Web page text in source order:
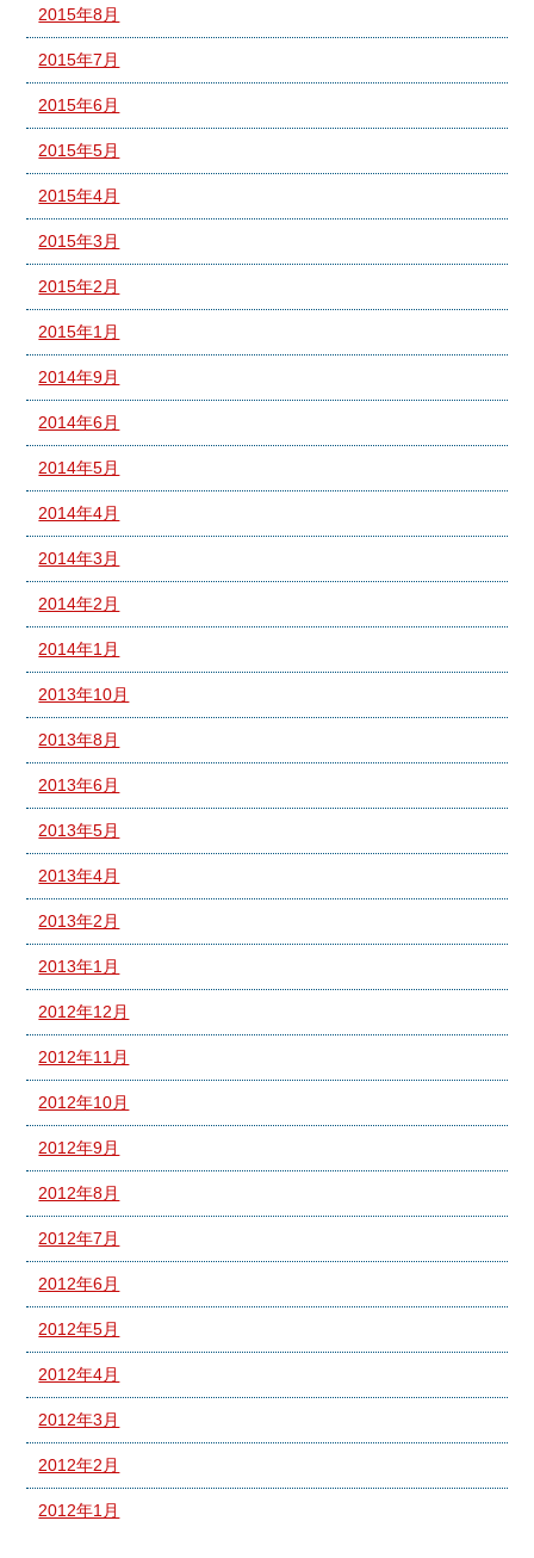
2015年8月
2015年7月
2015年6月
2015年5月
2015年4月
2015年3月
2015年2月
2015年1月
2014年9月
2014年6月
2014年5月
2014年4月
2014年3月
2014年2月
2014年1月
2013年10月
2013年8月
2013年6月
2013年5月
2013年4月
2013年2月
2013年1月
2012年12月
2012年11月
2012年10月
2012年9月
2012年8月
2012年7月
2012年6月
2012年5月
2012年4月
2012年3月
2012年2月
2012年1月